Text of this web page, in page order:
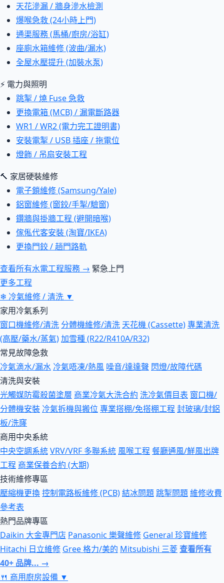
天花滲漏 / 牆身滲水檢測
爆喉急救 (24小時上門)
通渠服務 (馬桶/廚房/浴缸)
座廁水箱維修 (波曲/漏水)
全屋水壓提升 (加裝水泵)
⚡ 電力與照明
跳掣 / 燒 Fuse 急救
更換電箱 (MCB) / 漏電斷路器
WR1 / WR2 (電力完工證明書)
安裝電掣 / USB 插座 / 拖電位
燈飾 / 吊扇安裝工程
🔨 家居硬裝維修
電子鎖維修 (Samsung/Yale)
鋁窗維修 (窗鉸/手掣/驗窗)
鑽牆與掛牆工程 (避開暗喉)
傢俬代客安裝 (淘寶/IKEA)
更換門鉸 / 趟門路軌
查看所有水電工程服務 → 緊急上門
更多工程
❄ 冷氣維修 / 清洗 ▼
家用冷氣系列
窗口機維修/清洗 分體機維修/清洗 天花機 (Cassette)專業清洗
(高壓/藥水/蒸氣)加雪種 (R22/R410A/R32)
常見故障急救
冷氣滴水/漏水 冷氣唔凍/熱風 噪音/達達聲 閃燈/故障代碼
清洗與安裝
光觸媒防霉殺菌塗層 商業冷氣大洗合約 洗冷氣價目表 窗口機/
分體機安裝 冷氣拆機與搬位 專業搭棚/免搭棚工程 封玻璃/封鋁
板/洗窿
商用中央系統
中央空調系統VRV/VRF 多聯系統 風喉工程 餐廳通風/鮮風出牌
工程 商業保養合約 (大期)
技術維修專區
壓縮機更換控制電路板維修 (PCB)結冰問題跳掣問題維修收費
參考表
熱門品牌專區
Daikin 大金專門店 Panasonic 樂聲維修 General 珍寶維修
Hitachi 日立維修 Gree 格力/美的 Mitsubishi 三菱查看所有
40+ 品牌... →
🍴 商用廚房設備 ▼